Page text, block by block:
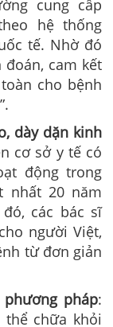
cung cấp
hệ thống
tế. Nhờ đó
cam kết
cho bệnh
dày dặn kinh
cơ sở y tế có
động trong
nhất 20 năm
các bác sĩ
người Việt,
từ đơn giản
pháp:
chữa khỏi